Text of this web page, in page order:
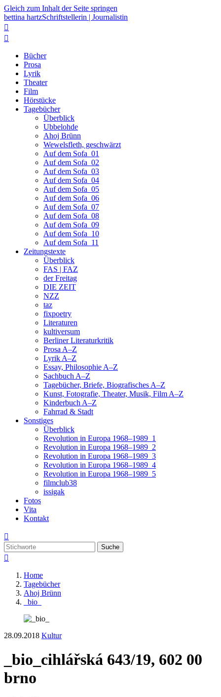
Gleich zum Inhalt der Seite springen
bettina hartzSchriftstellerin | Journalistin


Bücher
Prosa
Lyrik
Theater
Film
Hörstücke
Tagebücher
Überblick
Ubbelohde
Ahoj Brünn
Wewelsfleth, geschwärzt
Auf dem Sofa_01
Auf dem Sofa_02
Auf dem Sofa_03
Auf dem Sofa_04
Auf dem Sofa_05
Auf dem Sofa_06
Auf dem Sofa_07
Auf dem Sofa_08
Auf dem Sofa_09
Auf dem Sofa_10
Auf dem Sofa_11
Zeitungstexte
Überblick
FAS | FAZ
der Freitag
DIE ZEIT
NZZ
taz
fixpoetry
Literaturen
kultiversum
Berliner Literaturkritik
Prosa A–Z
Lyrik A–Z
Essay, Philosophie A–Z
Sachbuch A–Z
Tagebücher, Briefe, Biografisches A–Z
Kunst, Fotografie, Theater, Musik, Film A–Z
Kinderbuch A–Z
Fahrrad & Stadt
Sonstiges
Überblick
Revolution in Europa 1968–1989_1
Revolution in Europa 1968–1989_2
Revolution in Europa 1968–1989_3
Revolution in Europa 1968–1989_4
Revolution in Europa 1968–1989_5
filmclub38
issigak
Fotos
Vita
Kontakt

Suche

Home
Tagebücher
Ahoj Brünn
_bio_
28.09.2018 Kultur
_bio_ cihlářská 643/19, 602 00
brno